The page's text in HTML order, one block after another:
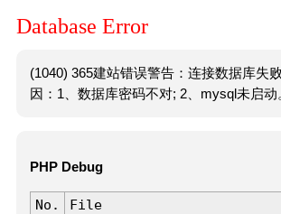
Database Error
(1040) 365建站错误警告：连接数据库失
因：1、数据库密码不对; 2、mysql未启动
PHP Debug
No. File